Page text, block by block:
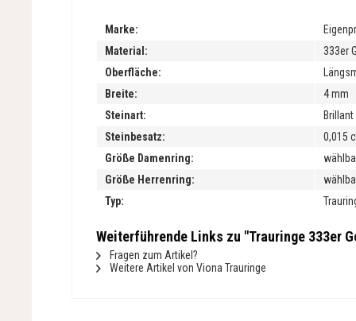
Marke:
Material:
333er
Oberfläche:
Breite:
4 mm
Steinart:
Steinbesatz:
0,015
Größe Damenring:
Größe Herrenring:
Typ:
Weiterführende Links zu "Trauringe 333er
Fragen zum Artikel?
Weitere Artikel von Viona Trauringe